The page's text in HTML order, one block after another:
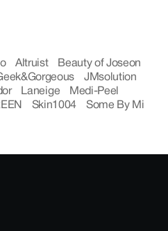
Altruist
Beauty of Joseon
JMsolution
Laneige
Medi-Peel
Skin1004
Some By Mi